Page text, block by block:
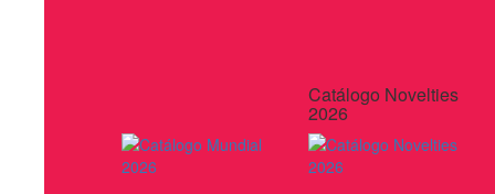
Catálogo Novelties
2026